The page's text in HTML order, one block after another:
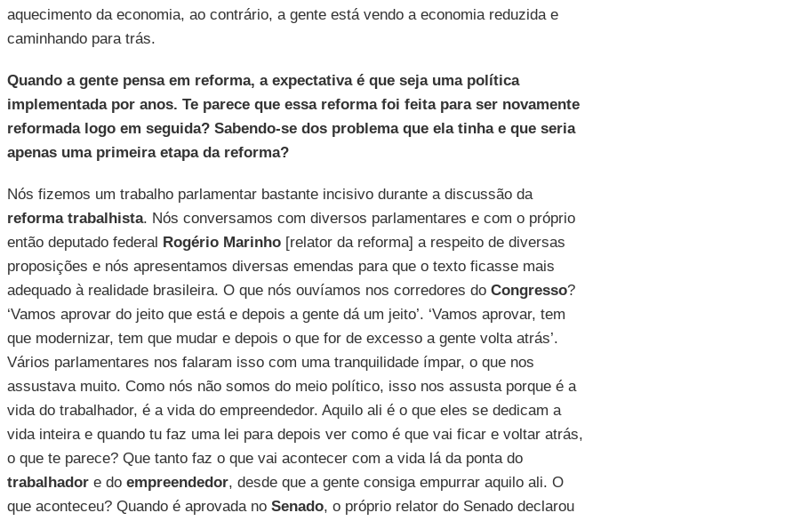
aquecimento da economia, ao contrário, a gente está vendo a economia reduzida e
caminhando para trás.
Quando a gente pensa em reforma, a expectativa é que seja uma política
implementada por anos. Te parece que essa reforma foi feita para ser novamente
reformada logo em seguida? Sabendo-se dos problema que ela tinha e que seria
apenas uma primeira etapa da reforma?
Nós fizemos um trabalho parlamentar bastante incisivo durante a discussão da
reforma trabalhista. Nós conversamos com diversos parlamentares e com o próprio
então deputado federal Rogério Marinho[relator da reforma] a respeito de diversas
proposições e nós apresentamos diversas emendas para que o texto ficasse mais
adequado à realidade brasileira. O que nós ouvíamos nos corredores do Congresso?
‘Vamos aprovar do jeito que está e depois a gente dá um jeito’. ‘Vamos aprovar, tem
que modernizar, tem que mudar e depois o que for de excesso a gente volta atrás’.
Vários parlamentares nos falaram isso com uma tranquilidade ímpar, o que nos
assustava muito. Como nós não somos do meio político, isso nos assusta porque é a
vida do trabalhador, é a vida do empreendedor. Aquilo ali é o que eles se dedicam a
vida inteira e quando tu faz uma lei para depois ver como é que vai ficar e voltar atrás,
o que te parece? Que tanto faz o que vai acontecer com a vida lá da ponta do
trabalhadore do empreendedor, desde que a gente consiga empurrar aquilo ali. O
que aconteceu? Quando é aprovada no Senado, o próprio relator do Senado declarou